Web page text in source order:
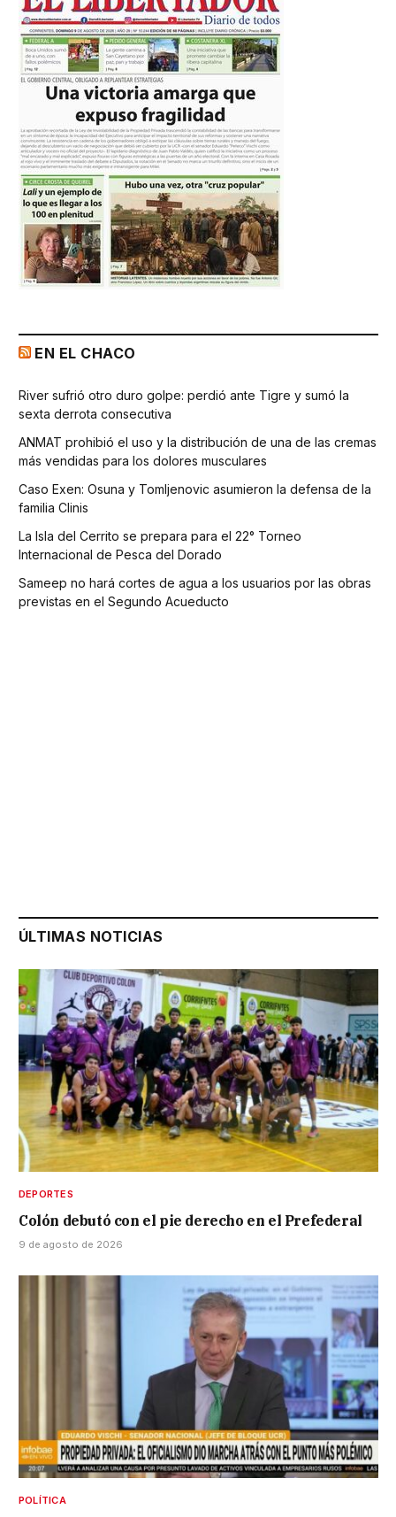
EN EL CHACO
River sufrió otro duro golpe: perdió ante Tigre y sumó la
sexta derrota consecutiva
ANMAT prohibió el uso y la distribución de una de las cremas
más vendidas para los dolores musculares
Caso Exen: Osuna y Tomljenovic asumieron la defensa de la
familia Clinis
La Isla del Cerrito se prepara para el 22° Torneo
Internacional de Pesca del Dorado
Sameep no hará cortes de agua a los usuarios por las obras
previstas en el Segundo Acueducto
ÚLTIMAS NOTICIAS
DEPORTES
Colón debutó con el pie derecho en el Prefederal
9 de agosto de 2026
POLÍTICA